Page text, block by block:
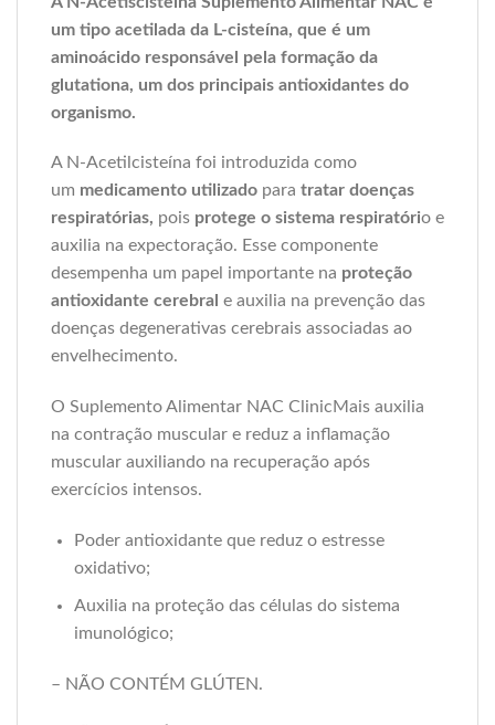
um tipo acetilada da L-cisteína, que é um
aminoácido responsável pela formação da
glutationa, um dos principais antioxidantes do
organismo.
A N-Acetilcisteína foi introduzida como
um medicamento utilizado para tratar doenças
respiratórias, pois protege o sistema respiratório e
auxilia na expectoração. Esse componente
desempenha um papel importante na proteção
antioxidante cerebral e auxilia na prevenção das
doenças degenerativas cerebrais associadas ao
envelhecimento.
O Suplemento Alimentar NAC ClinicMais auxilia
na contração muscular e reduz a inflamação
muscular auxiliando na recuperação após
exercícios intensos.
Poder antioxidante que reduz o estresse
oxidativo;
Auxilia na proteção das células do sistema
imunológico;
– NÃO CONTÉM GLÚTEN.